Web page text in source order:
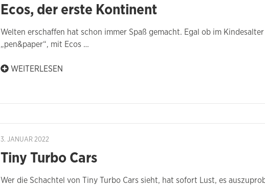
Ecos, der erste Kontinent
Welten erschaffen hat schon immer Spaß gemacht. Egal ob im
„pen&paper“, mit Ecos …
WEITERLESEN
3. JANUAR 2022
Tiny Turbo Cars
Wer die Schachtel von Tiny Turbo Cars sieht, hat sofort Lust, es